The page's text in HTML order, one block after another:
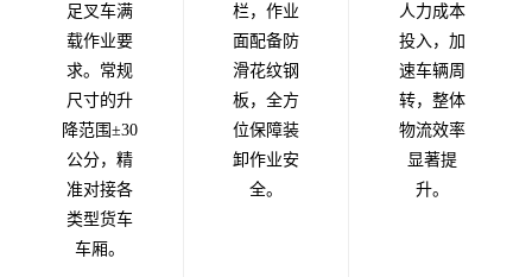
足叉车满
载作业要
求。常规
尺寸的升
降范围±30
公分，精
准对接各
类型货车
车厢。
栏，作业
面配备防
滑花纹钢
板，全方
位保障装
卸作业安
全。
人力成本
投入，加
速车辆周
转，整体
物流效率
显著提
升。